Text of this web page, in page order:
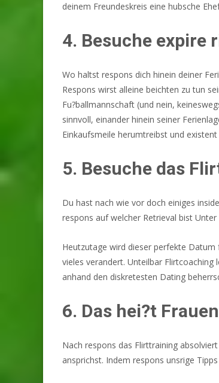
deinem Freundeskreis eine hubsche
4. Besuche expire
Wo haltst respons dich hinein deiner
Respons wirst alleine beichten zu tun
Fu?ballmannschaft (und nein,
sinnvoll, einander hinein seiner
Einkaufsmeile herumtreibst und
5. Besuche das
Du hast nach wie vor doch einiges
respons auf welcher Retrieval bist
Heutzutage wird dieser perfekte
vieles verandert. Unteilbar
anhand den diskretesten Dating
6. Das hei?t
Nach respons das Flirttraining
ansprichst. Indem respons unsrige